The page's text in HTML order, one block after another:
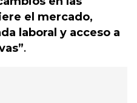
el mercado,
laboral y acceso a
.